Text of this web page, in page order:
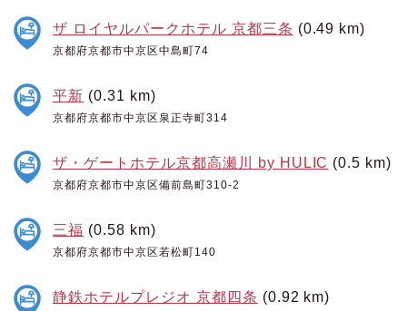
ザ ロイヤルパークホテル 京都三条 (0.49 km)
京都府京都市中京区中島町74
平新 (0.31 km)
京都府京都市中京区泉正寺町314
ザ・ゲートホテル京都高瀬川 by HULIC (0.5 km)
京都府京都市中京区備前島町310-2
三福 (0.58 km)
京都府京都市中京区若松町140
静鉄ホテルプレジオ 京都四条 (0.92 km)